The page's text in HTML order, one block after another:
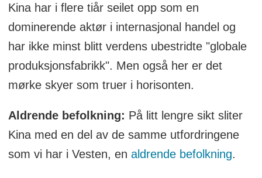
Kina har i flere tiår seilet opp som en
dominerende aktør i internasjonal handel og
har ikke minst blitt verdens ubestridte "globale
produksjonsfabrikk". Men også her er det
mørke skyer som truer i horisonten.
Aldrende befolkning: På litt lengre sikt sliter
Kina med en del av de samme utfordringene
som vi har i Vesten, en aldrende befolkning.